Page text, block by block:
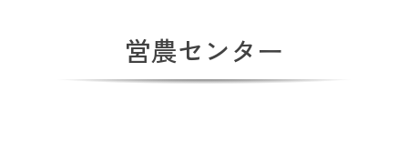
営農センター